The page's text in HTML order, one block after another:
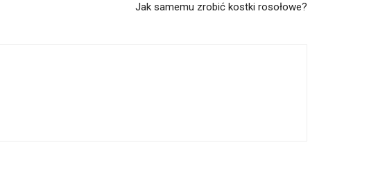
Jak samemu zrobić kostki rosołowe?